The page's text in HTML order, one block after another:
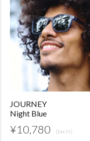
JOURNEY
Night Blue
¥10,780